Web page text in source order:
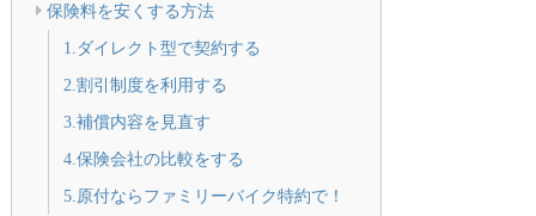
保険料を安くする方法
1.ダイレクト型で契約する
2.割引制度を利用する
3.補償内容を見直す
4.保険会社の比較をする
5.原付ならファミリーバイク特約で！